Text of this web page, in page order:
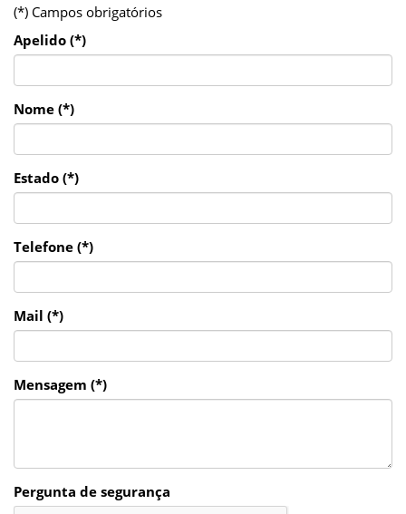
(*) Campos obrigatórios
Apelido (*)
Nome (*)
Estado (*)
Telefone (*)
Mail (*)
Mensagem (*)
Pergunta de segurança